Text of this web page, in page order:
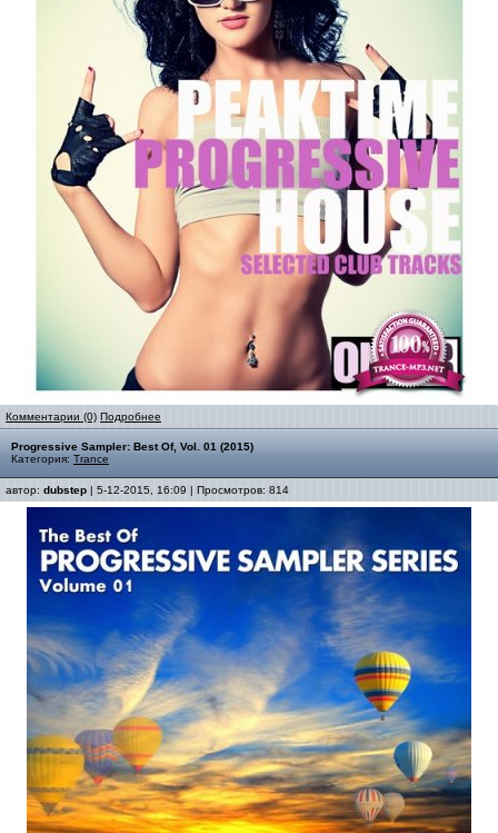
Комментарии (0) Подробнее
Progressive Sampler: Best Of, Vol. 01 (2015)
Категория: Trance
автор: dubstep | 5-12-2015, 16:09 | Просмотров: 814